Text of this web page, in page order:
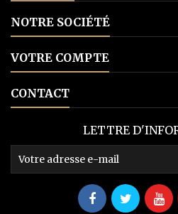
NOTRE SOCIÉTÉ
VOTRE COMPTE
CONTACT
LETTRE